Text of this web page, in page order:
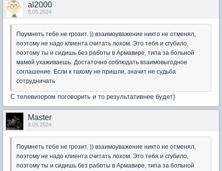
al2000
8.05.2024
Поумнеть тебе не грозит. )) взаимоуважение никто не отменял,
поэтому не надо клиента считать лохом. Это тебя и сгубило,
поэтому ты и сидишь без работы в Армавире, типа за больной
мамой ухаживаешь. Достаточно соблюдать взаимовыгодное
соглашение. Если к такому не пришли, значит не судьба
сотрудничать
С телевизором поговорить и то результативнее будет)
Мaster
8.05.2024
Поумнеть тебе не грозит. )) взаимоуважение никто не отменял,
поэтому не надо клиента считать лохом. Это тебя и сгубило,
поэтому ты и сидишь без работы в Армавире, типа за больной